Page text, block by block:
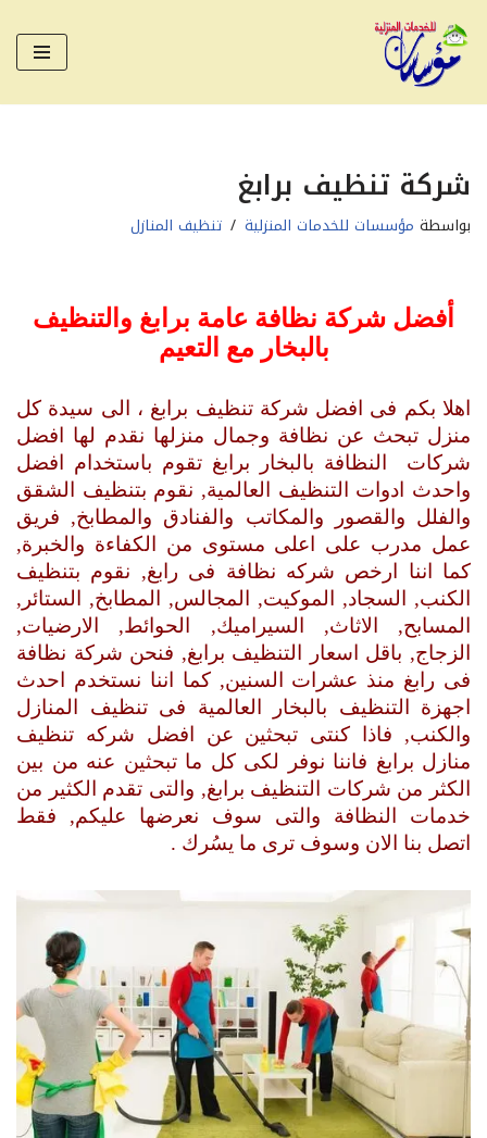
تخطى
المحتوى
شركة تنظيف برابغ
بواسطة مؤسسات للخدمات المنزلية تنظيف المنازل
أفضل شركة نظافة عامة برابغ والتنظيف
بالبخار مع التعيم
اهلا بكم فى افضل شركة تنظيف برابغ ، الى سيدة كل
منزل تبحث عن نظافة وجمال منزلها نقدم لها افضل
شركات النظافة بالبخار برابغ تقوم باستخدام افضل
واحدث ادوات التنظيف العالمية, نقوم بتنظيف الشقق
والفلل والقصور والمكاتب والفنادق والمطابخ, فريق
عمل مدرب على اعلى مستوى من الكفاءة والخبرة,
كما اننا ارخص شركه نظافة فى رابغ, نقوم بتنظيف
الكنب, السجاد, الموكيت, المجالس, المطابخ, الستائر,
المسابح, الاثاث, السيراميك, الحوائط, الارضيات,
الزجاج, باقل اسعار التنظيف برابغ, فنحن شركة نظافة
فى رابغ منذ عشرات السنين, كما اننا نستخدم احدث
اجهزة التنظيف بالبخار العالمية فى تنظيف المنازل
والكنب, فاذا كنتى تبحثين عن افضل شركه تنظيف
منازل برابغ فاننا نوفر لكى كل ما تبحثين عنه من بين
الكثر من شركات التنظيف برابغ, والتى تقدم الكثير من
خدمات النظافة والتى سوف نعرضها عليكم, فقط
اتصل بنا الان وسوف ترى ما يسُرك .